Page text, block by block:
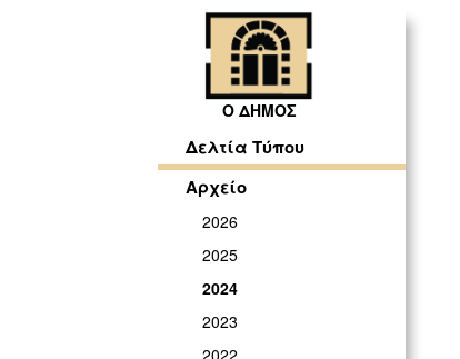
Ο ΔΗΜΟΣ
Δελτία Τύπου
Αρχείο
2026
2025
2024
2023